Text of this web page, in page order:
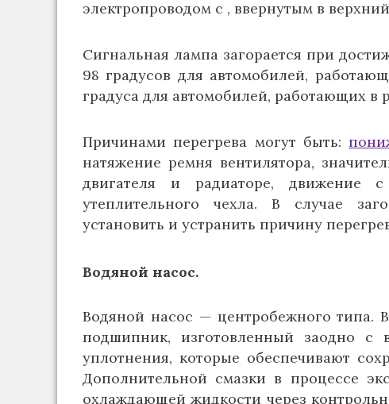
электропроводом с , ввернутым в
Сигнальная лампа загорается при
98 градусов для автомобилей,
градуса для автомобилей, работающих в
Причинами перегрева могут быть:
натяжение ремня вентилятора,
двигателя и радиаторе,
утеплительного чехла. В случае
установить и устранить причину
Водяной насос.
Водяной насос — центробежного типа.
подшипник, изготовленный заодно с
уплотнения, которые обеспечивают
Дополнительной смазки в процессе
охлаждающей жидкости через